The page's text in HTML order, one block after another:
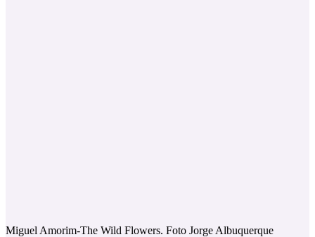
Miguel Amorim-The Wild Flowers. Foto Jorge Albuquerque